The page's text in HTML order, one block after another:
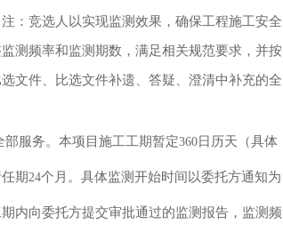
：竞选人以实现监测效果，确保工程施工安全
测频率和监测期数，满足相关规范要求，并按
文件、比选文件补遗、答疑、澄清中补充的全
服务。本项目施工工期暂定360日历天（具体
期24个月。具体监测开始时间以委托方通知为
内向委托方提交审批通过的监测报告，监测频